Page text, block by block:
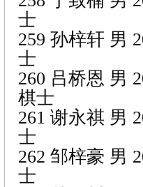
士
259 孙梓轩 男
士
260 吕桥恩 男
棋士
261 谢永祺 男
士
262 邹梓豪 男
士